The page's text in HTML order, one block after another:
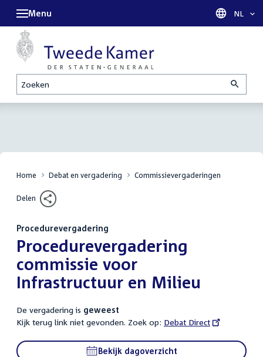
Zoeken
Menu Taal
NL
Home Debat en vergadering Commissievergaderingen
Delen
Procedurevergadering
:Procedurevergadering
commissie voor
Infrastructuur en Milieu
De vergadering is geweest
Kijk terug link niet gevonden. Zoek op: External
Debat Direct
Bekijk dagoverzicht